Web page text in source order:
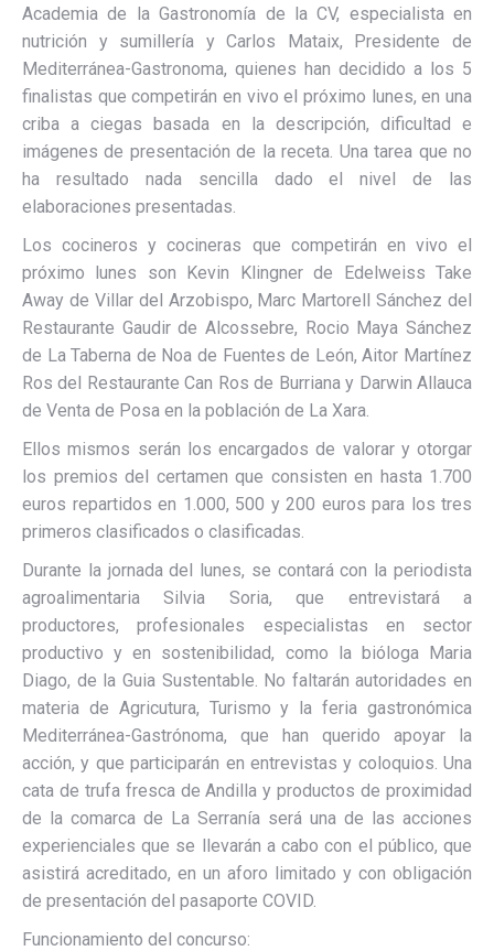
Academia de la Gastronomía de la CV, especialista en
nutrición y sumillería y Carlos Mataix, Presidente de
Mediterránea-Gastronoma, quienes han decidido a los 5
finalistas que competirán en vivo el próximo lunes, en una
criba a ciegas basada en la descripción, dificultad e
imágenes de presentación de la receta. Una tarea que no
ha resultado nada sencilla dado el nivel de las
elaboraciones presentadas.
Los cocineros y cocineras que competirán en vivo el
próximo lunes son Kevin Klingner de Edelweiss Take
Away de Villar del Arzobispo, Marc Martorell Sánchez del
Restaurante Gaudir de Alcossebre, Rocio Maya Sánchez
de La Taberna de Noa de Fuentes de León, Aitor Martínez
Ros del Restaurante Can Ros de Burriana y Darwin Allauca
de Venta de Posa en la población de La Xara.
Ellos mismos serán los encargados de valorar y otorgar
los premios del certamen que consisten en hasta 1.700
euros repartidos en 1.000, 500 y 200 euros para los tres
primeros clasificados o clasificadas.
Durante la jornada del lunes, se contará con la periodista
agroalimentaria Silvia Soria, que entrevistará a
productores, profesionales especialistas en sector
productivo y en sostenibilidad, como la bióloga Maria
Diago, de la Guia Sustentable. No faltarán autoridades en
materia de Agricutura, Turismo y la feria gastronómica
Mediterránea-Gastrónoma, que han querido apoyar la
acción, y que participarán en entrevistas y coloquios. Una
cata de trufa fresca de Andilla y productos de proximidad
de la comarca de La Serranía será una de las acciones
experienciales que se llevarán a cabo con el público, que
asistirá acreditado, en un aforo limitado y con obligación
de presentación del pasaporte COVID.
Funcionamiento del concurso: